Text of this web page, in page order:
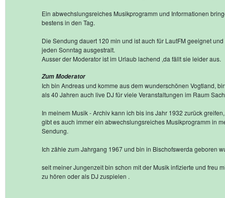
Ein abwechslungsreiches Musikprogramm und Informationen
bestens in den Tag.
Die Sendung dauert 120 min und ist auch für LautFM geeignet
jeden Sonntag ausgestralt.
Ausser der Moderator ist im Urlaub lachend ,da fällt sie leider aus.
Zum Moderator
Ich bin Andreas und komme aus dem wunderschönen Vogtland,
als 40 Jahren auch live DJ für viele Veranstaltungen im Raum
In meinem Musik - Archiv kann ich bis ins Jahr 1932 zurück
gibt es auch immer ein abwechslungsreiches Musikprogramm in
Sendung.
Ich zähle zum Jahrgang 1967 und bin in Bischofswerda geboren
seit meiner Jungenzeit bin schon mit der Musik infizierte und freu
zu hören oder als DJ zuspielen .